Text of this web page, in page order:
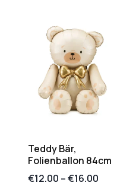
Teddy Bär,
Folienballon 84cm
€12.00 –€16.00